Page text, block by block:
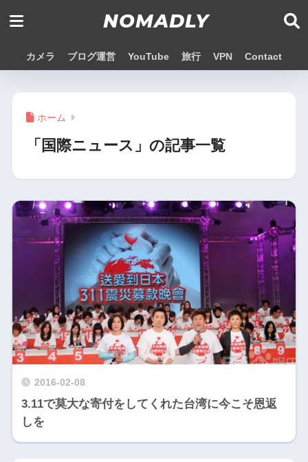
NOMADLY
カメラ ブログ運営 YouTube 旅行 VPN Contact
ホーム
「国際ニュース」の記事一覧
2016-02-08
3.11で莫大な寄付をしてくれた台湾に今こそ恩返
しを